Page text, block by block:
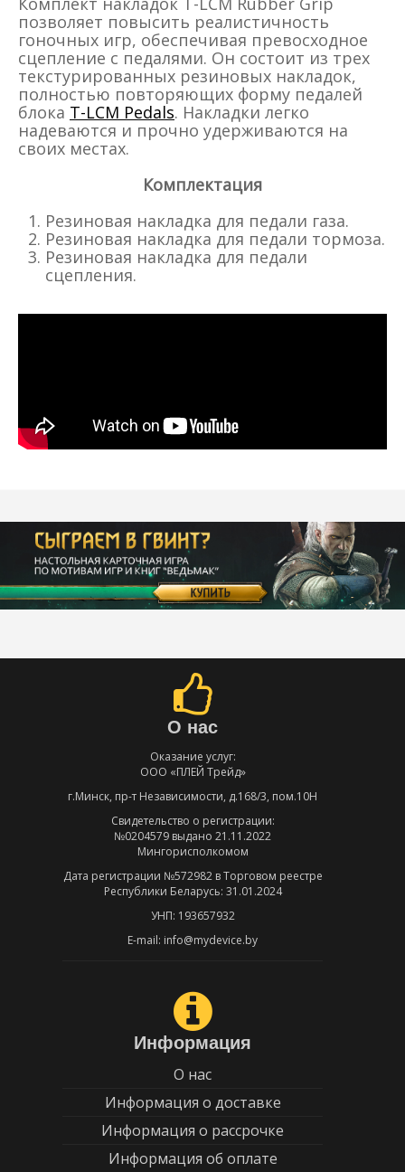
позволяет повысить реалистичность
гоночных игр, обеспечивая превосходное
сцепление с педалями. Он состоит из трех
текстурированных резиновых накладок,
полностью повторяющих форму педалей
блока T-LCM Pedals. Накладки легко
надеваются и прочно удерживаются на
своих местах.
Комплектация
Резиновая накладка для педали газа.
Резиновая накладка для педали тормоза.
Резиновая накладка для педали
сцепления.
О нас
Оказание услуг:
ООО «ПЛЕЙ Трейд»
г.Минск, пр-т Независимости, д.168/3, пом.10Н
Свидетельство о регистрации:
№0204579 выдано 21.11.2022
Мингорисполкомом
Дата регистрации №572982 в Торговом реестре
Республики Беларусь: 31.01.2024
УНП: 193657932
E-mail: info@mydevice.by
Информация
О нас
Информация о доставке
Информация о рассрочке
Информация об оплате